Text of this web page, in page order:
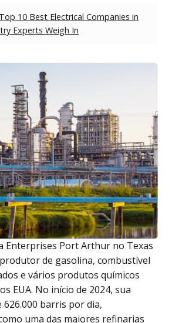
Top 10 Best Electrical Companies in
Experts Weigh In
Enterprises Port Arthur no Texas
de gasolina, combustível
e vários produtos químicos
EUA. No início de 2024, sua
626.000 barris por dia,
uma das maiores refinarias